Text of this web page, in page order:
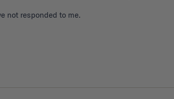
not responded to me.